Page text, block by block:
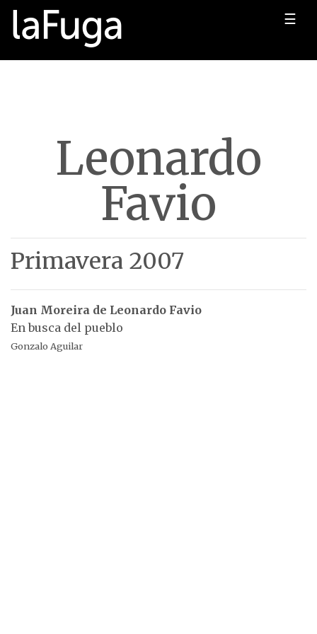
☰
Leonardo
Favio
Primavera 2007
Juan Moreira de Leonardo Favio
En busca del pueblo
Gonzalo Aguilar